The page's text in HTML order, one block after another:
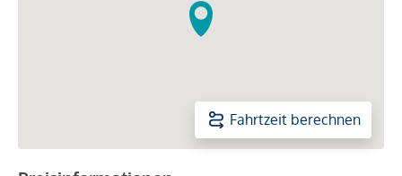
Fahrtzeit berechnen